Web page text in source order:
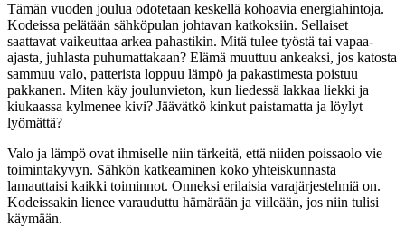
Tämän vuoden joulua odotetaan keskellä kohoavia energiahintoja.
Kodeissa pelätään sähköpulan johtavan katkoksiin. Sellaiset
saattavat vaikeuttaa arkea pahastikin. Mitä tulee työstä tai vapaa-
ajasta, juhlasta puhumattakaan? Elämä muuttuu ankeaksi, jos katosta
sammuu valo, patterista loppuu lämpö ja pakastimesta poistuu
pakkanen. Miten käy joulunvieton, kun liedessä lakkaa liekki ja
kiukaassa kylmenee kivi? Jäävätkö kinkut paistamatta ja löylyt
lyömättä?
Valo ja lämpö ovat ihmiselle niin tärkeitä, että niiden poissaolo vie
toimintakyvyn. Sähkön katkeaminen koko yhteiskunnasta
lamauttaisi kaikki toiminnot. Onneksi erilaisia varajärjestelmiä on.
Kodeissakin lienee varauduttu hämärään ja viileään, jos niin tulisi
käymään.